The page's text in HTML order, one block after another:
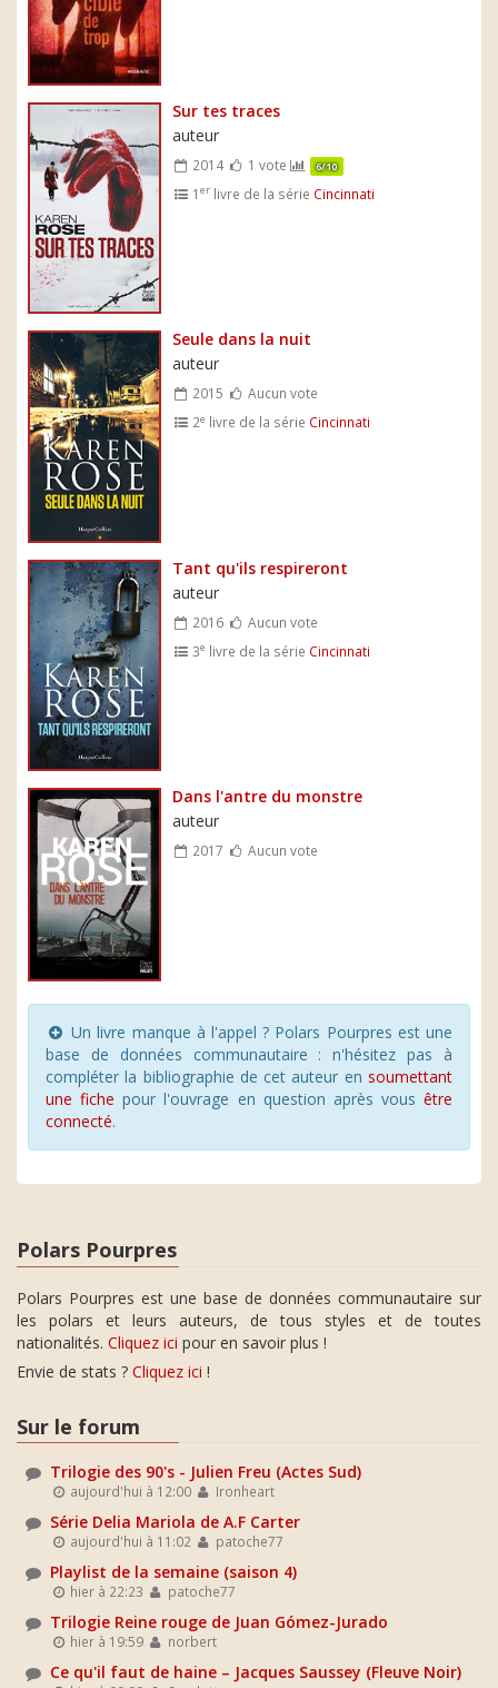
Sur tes traces
auteur
2014 1 vote 6/10
1er livre de la série Cincinnati
Seule dans la nuit
auteur
2015
Aucun vote
2e livre de la série Cincinnati
Tant qu'ils respireront
auteur
2016
Aucun vote
3e livre de la série Cincinnati
Dans l'antre du monstre
auteur
2017 Aucun vote
Un livre manque à l'appel ? Polars Pourpres est une
base de données communautaire : n'hésitez pas à
compléter la bibliographie de cet auteur en soumettant
une fiche pour l'ouvrage en question après vous être
connecté.
Polars Pourpres
Polars Pourpres est une base de données communautaire sur
les polars et leurs auteurs, de tous styles et de toutes
nationalités. Cliquez ici pour en savoir plus !
Envie de stats ? Cliquez ici !
Sur le forum
Trilogie des 90's - Julien Freu (Actes Sud)
aujourd'hui à 12:00 Ironheart
Série Delia Mariola de A.F Carter
aujourd'hui à 11:02 patoche77
Playlist de la semaine (saison 4)
hier à 22:23 patoche77
Trilogie Reine rouge de Juan Gómez-Jurado
hier à 19:59 norbert
Ce qu'il faut de haine – Jacques Saussey (Fleuve Noir)